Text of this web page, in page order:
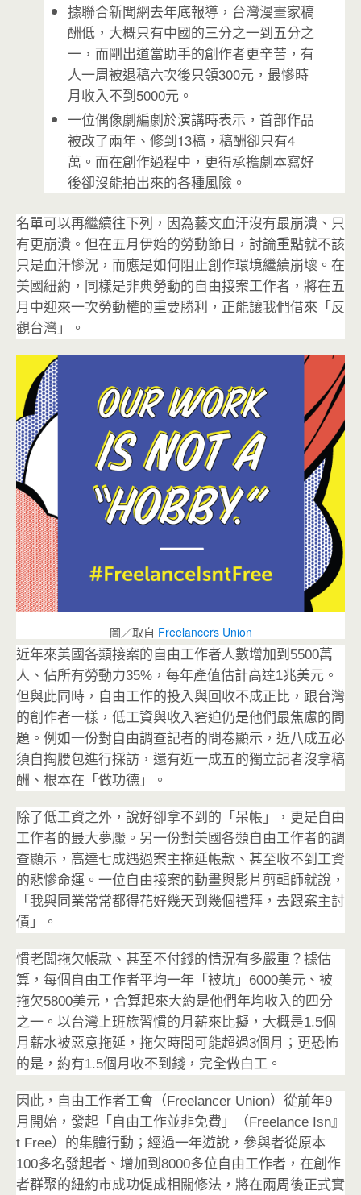
據聯合新聞網去年底報導，台灣漫畫家稿
酬低，大概只有中國的三分之一到五分之
一，而剛出道當助手的創作者更辛苦，有
人一周被退稿六次後只領300元，最慘時
月收入不到5000元。
一位偶像劇編劇於演講時表示，首部作品
被改了兩年、修到13稿，稿酬卻只有4
萬。而在創作過程中，更得承擔劇本寫好
後卻沒能拍出來的各種風險。
名單可以再繼續往下列，因為藝文血汗沒有最崩潰、只
有更崩潰。但在五月伊始的勞動節日，討論重點就不該
只是血汗慘況，而應是如何阻止創作環境繼續崩壞。在
美國紐約，同樣是非典勞動的自由接案工作者，將在五
月中迎來一次勞動權的重要勝利，正能讓我們借來「反
觀台灣」。
圖／取自 Freelancers Union
近年來美國各類接案的自由工作者人數增加到5500萬
人、佔所有勞動力35%，每年產值估計高達1兆美元。
但與此同時，自由工作的投入與回收不成正比，跟台灣
的創作者一樣，低工資與收入窘迫仍是他們最焦慮的問
題。例如一份對自由調查記者的問卷顯示，近八成五必
須自掏腰包進行採訪，還有近一成五的獨立記者沒拿稿
酬、根本在「做功德」。
除了低工資之外，說好卻拿不到的「呆帳」，更是自由
工作者的最大夢魘。另一份對美國各類自由工作者的調
查顯示，高達七成遇過案主拖延帳款、甚至收不到工資
的悲慘命運。一位自由接案的動畫與影片剪輯師就說，
「我與同業常常都得花好幾天到幾個禮拜，去跟案主討
債」。
慣老闆拖欠帳款、甚至不付錢的情況有多嚴重？據估
算，每個自由工作者平均一年「被坑」6000美元、被
拖欠5800美元，合算起來大約是他們年均收入的四分
之一。以台灣上班族習慣的月薪來比擬，大概是1.5個
月薪水被惡意拖延，拖欠時間可能超過3個月；更恐怖
的是，約有1.5個月收不到錢，完全做白工。
因此，自由工作者工會（Freelancer Union）從前年9
月開始，發起「自由工作並非免費」（Freelance Isn』
t Free）的集體行動；經過一年遊說，參與者從原本
100多名發起者、增加到8000多位自由工作者，在創作
者群聚的紐約市成功促成相關修法，將在兩周後正式實